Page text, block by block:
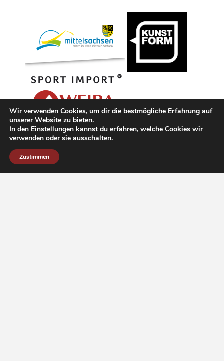
Wir verwenden Cookies, um dir die bestmögliche Erfahrung auf
unserer Website zu bieten.
In den Einstellungen kannst du erfahren, welche Cookies wir
verwenden oder sie ausschalten.
Zustimmen